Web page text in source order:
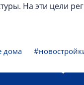
На эти цели
дома